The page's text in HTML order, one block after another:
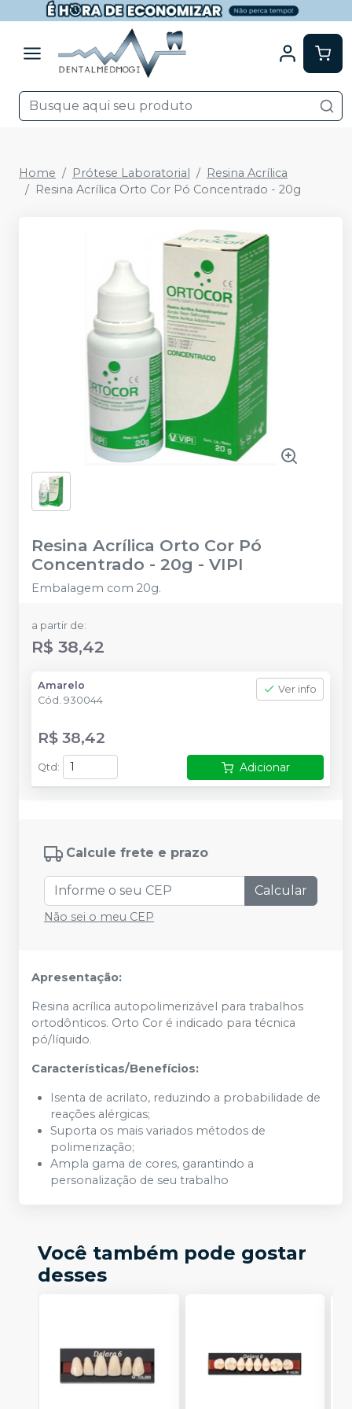
Home Prótese Laboratorial
Resina Acrílica
Resina Acrílica Orto Cor Pó Concentrado - 20g
Resina Acrílica Orto Cor Pó
Concentrado - 20g - VIPI
Embalagem com 20g.
a partir de:
R$ 38,42
Amarelo
Cód. 930044
Ver info
R$ 38,42
Qtd : Adicionar
Calcule frete e prazo
Calcular
Não sei o meu CEP
Apresentação:
Resina acrílica autopolimerizável para trabalhos
ortodônticos. Orto Cor é indicado para técnica
pó/líquido.
Características/Benefícios:
Isenta de acrilato, reduzindo a probabilidade de
reações alérgicas;
Suporta os mais variados métodos de
polimerização;
Ampla gama de cores, garantindo a
personalização de seu trabalho
Você também pode gostar
desses